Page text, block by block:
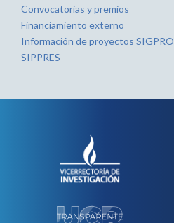
Convocatorias y premios
Financiamiento externo
Información de proyectos SIGPRO
SIPPRES